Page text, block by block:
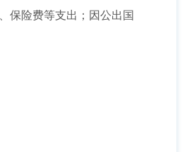
保险费等支出；因公出国